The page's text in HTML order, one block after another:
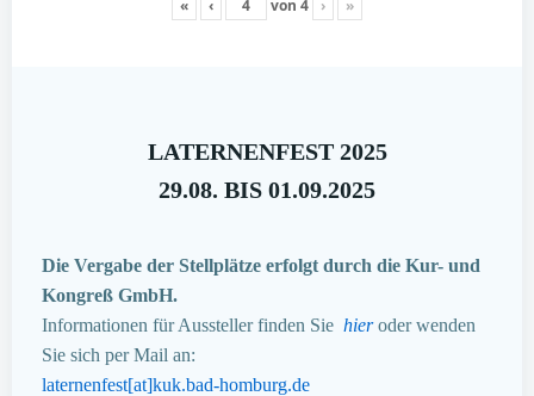
« ‹ von 4 › »
LATERNENFEST 2025
29.08. BIS 01.09.2025
Die Vergabe der Stellplätze erfolgt durch die Kur- und
Kongreß GmbH.
Informationen für Aussteller finden Sie hieroder wenden
Sie sich per Mail an:
laternenfest[at]kuk.bad-homburg.de